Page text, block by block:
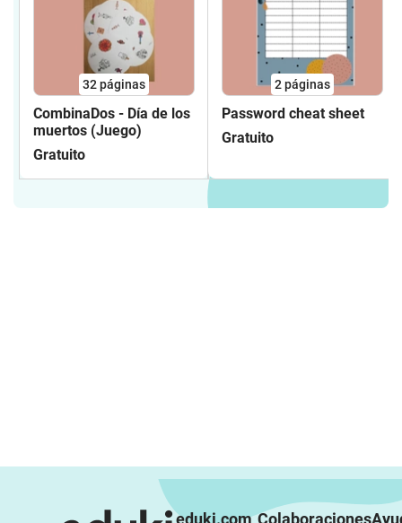
32páginas
CombinaDos - Día de los
muertos (Juego)
Gratuito
2páginas
Password cheat sheet
Gratuito
eduki.com Colaboraciones